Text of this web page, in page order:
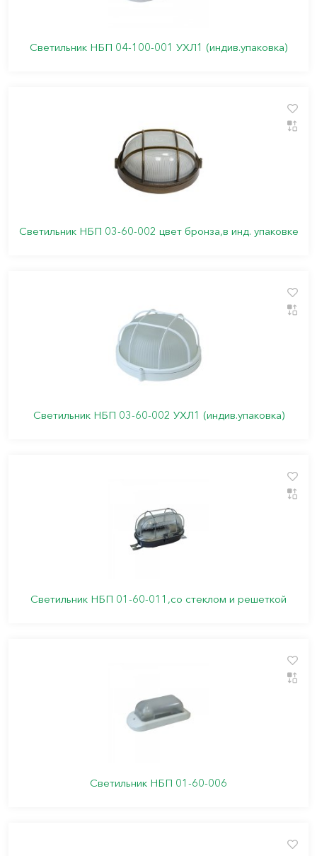
Светильник НБП 04-100-001 УХЛ1 (индив.упаковка)
Светильник НБП 03-60-002 цвет бронза,в инд. упаковке
Светильник НБП 03-60-002 УХЛ1 (индив.упаковка)
Светильник НБП 01-60-011,со стеклом и решеткой
Светильник НБП 01-60-006